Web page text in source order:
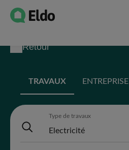
Retour
TRAVAUX ENTREPRISE
Type de travaux